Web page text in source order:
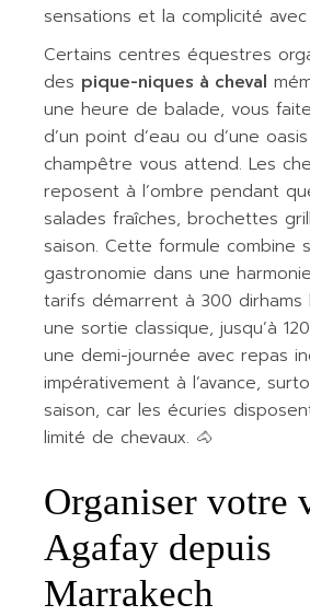
sensations et la complicité
Certains centres équestres
des pique-niques à cheval
une heure de balade, vous
d’un point d’eau ou d’une
champêtre vous attend. Les
reposent à l’ombre pendant
salades fraîches, brochettes
saison. Cette formule combine
gastronomie dans une
tarifs démarrent à 300 dirhams
une sortie classique, jusqu’à
une demi-journée avec repas
impérativement à l’avance,
saison, car les écuries
limité de chevaux. 🐴
Organiser votre
Agafay depuis
Marrakech